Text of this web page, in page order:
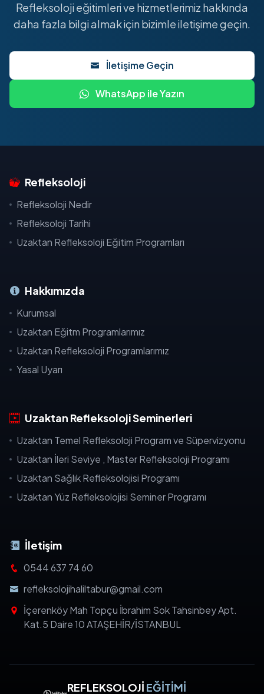
Refleksoloji eğitimleri ve hizmetlerimiz hakkında
daha fazla bilgi almak için bizimle iletişime geçin.
İletişime Geçin
WhatsApp ile Yazın
Refleksoloji
Refleksoloji Nedir
Refleksoloji Tarihi
Uzaktan Refleksoloji Eğitim Programları
Hakkımızda
Kurumsal
Uzaktan Eğitm Programlarımız
Uzaktan Refleksoloji Programlarımız
Yasal Uyarı
Uzaktan Refleksoloji Seminerleri
Uzaktan Temel Refleksoloji Program ve Süpervizyonu
Uzaktan İleri Seviye , Master Refleksoloji Programı
Uzaktan Sağlık Refleksolojisi Programı
Uzaktan Yüz Refleksolojisi Seminer Programı
İletişim
0544 637 74 60
refleksolojihaliltabur@gmail.com
İçerenköy Mah Topçu İbrahim Sok Tahsinbey Apt.
Kat.5 Daire 10 ATAŞEHİR/İSTANBUL
REFLEKSOLOJİ EĞİTİMİ